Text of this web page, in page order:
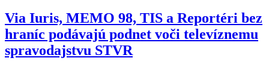
Via Iuris, MEMO 98, TIS a Reportéri bez
hraníc podávajú podnet voči televíznemu
spravodajstvu STVR